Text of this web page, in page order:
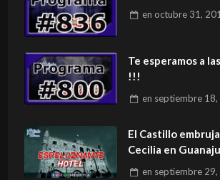
en octubre 31,
Te esperamos a
!!!
en septiembre
El Castillo
Cecilia en
en septiembre 29,